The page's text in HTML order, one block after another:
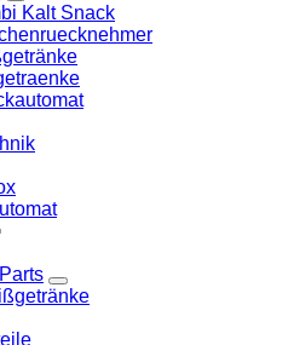
Kalt Snack